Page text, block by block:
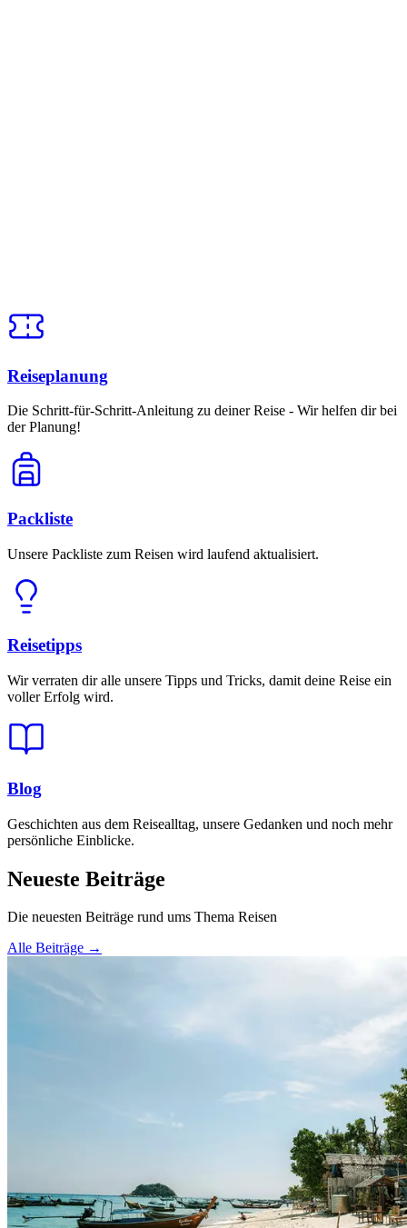
Reiseplanung
Die Schritt-für-Schritt-Anleitung zu deiner Reise - Wir helfen dir bei
der Planung!
Packliste
Unsere Packliste zum Reisen wird laufend aktualisiert.
Reisetipps
Wir verraten dir alle unsere Tipps und Tricks, damit deine Reise ein
voller Erfolg wird.
Blog
Geschichten aus dem Reisealltag, unsere Gedanken und noch mehr
persönliche Einblicke.
Neueste Beiträge
Die neuesten Beiträge rund ums Thema Reisen
Alle Beiträge →